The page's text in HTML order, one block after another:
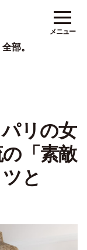
部。
メニュー
リの女
「素敵
と